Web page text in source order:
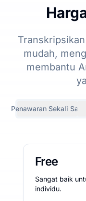
mudah,
membantu
Penawaran Sekali Saja
Free
Sangat baik
individu.